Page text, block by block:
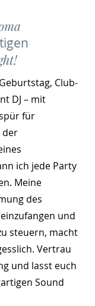
Club-
DJ – mit
für
der
ich jede Party
Meine
des
und
steuern, macht
Vertrau
und lasst euch
Sound